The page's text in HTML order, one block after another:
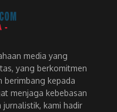
media yang
yang berkomitmen
berimbang kepada
menjaga kebebasan
kami hadir